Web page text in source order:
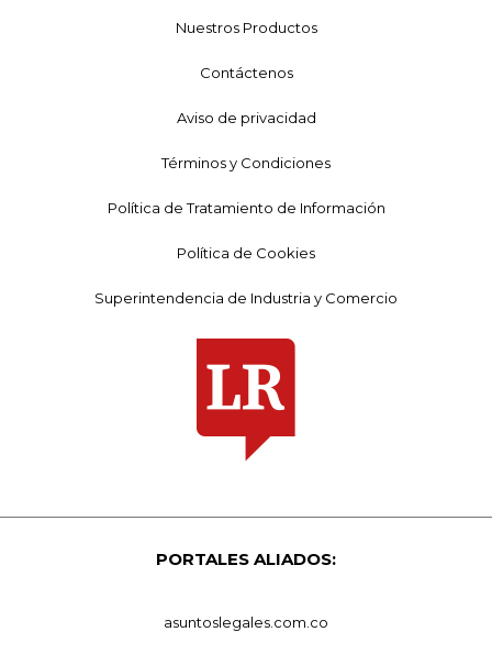
Nuestros Productos
Contáctenos
Aviso de privacidad
Términos y Condiciones
Política de Tratamiento de Información
Política de Cookies
Superintendencia de Industria y Comercio
PORTALES ALIADOS:
asuntoslegales.com.co